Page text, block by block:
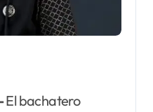
El bachatero